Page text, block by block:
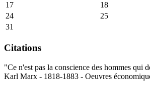
17
18
24
25
31
Citations
"Ce n'est pas la conscience des hommes qui
Karl Marx - 1818-1883 - Oeuvres